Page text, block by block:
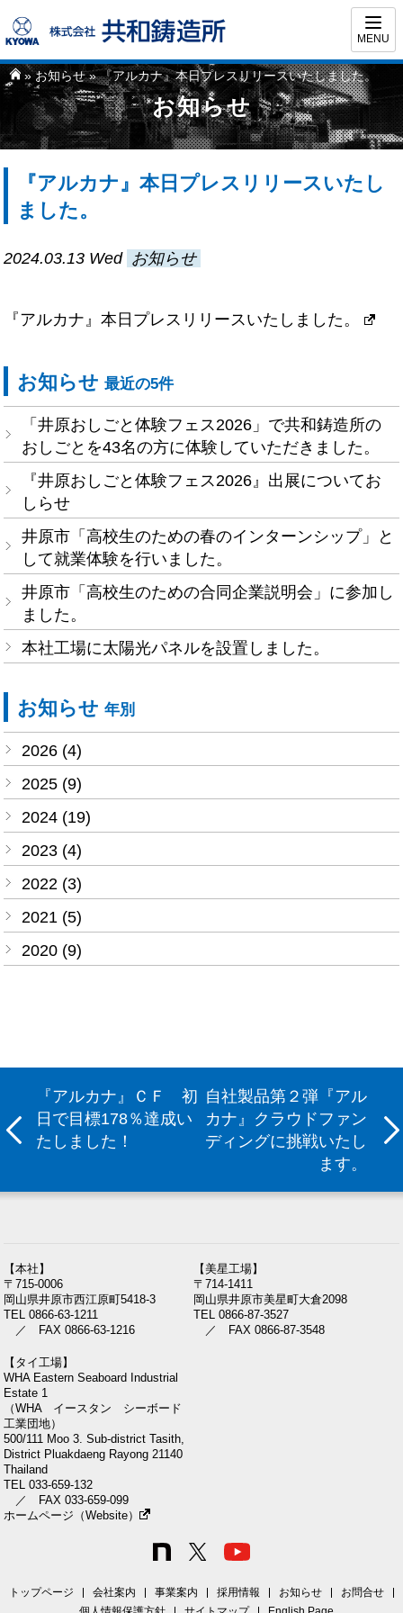
MENU
お知らせ
»お知らせ» 『アルカナ』本日プレスリリースいたしました。
『アルカナ』本日プレスリリースいたし
ました。
2024.03.13 Wed お知らせ
『アルカナ』本日プレスリリースいたしました。
お知らせ最近の5件
「井原おしごと体験フェス2026」で共和鋳造所の
おしごとを43名の方に体験していただきました。
『井原おしごと体験フェス2026』出展についてお
しらせ
井原市「高校生のための春のインターンシップ」と
して就業体験を行いました。
井原市「高校生のための合同企業説明会」に参加し
ました。
本社工場に太陽光パネルを設置しました。
お知らせ年別
2026 (4)
2025 (9)
2024 (19)
2023 (4)
2022 (3)
2021 (5)
2020 (9)
『アルカナ』ＣＦ 初
日で目標178％達成い
たしました！
自社製品第２弾『アル
カナ』クラウドファン
ディングに挑戦いたし
ます。
【本社】
〒715-0006
岡山県井原市西江原町5418-3
TEL 0866-63-1211
／ FAX 0866-63-1216
【美星工場】
〒714-1411
岡山県井原市美星町大倉2098
TEL 0866-87-3527
／ FAX 0866-87-3548
【タイ工場】
WHA Eastern Seaboard Industrial
Estate 1
（WHA イースタン シーボード
工業団地）
500/111 Moo 3. Sub-district Tasith,
District Pluakdaeng Rayong 21140
Thailand
TEL 033-659-132
／ FAX 033-659-099
ホームページ（Website）
トップページ 会社案内 事業案内 採用情報 お知らせ
お問合せ